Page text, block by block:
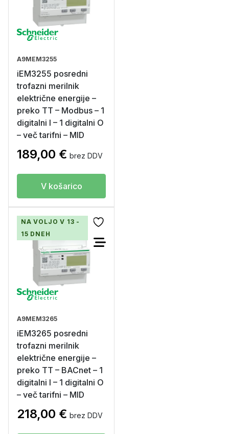
A9MEM3255
iEM3255 posredni
trofazni merilnik
električne energije –
preko TT – Modbus – 1
digitalni I – 1 digitalni O
– več tarifni – MID
189,00 € brez DDV
V košarico
NA VOLJO V 13 -
15 DNEH
A9MEM3265
iEM3265 posredni
trofazni merilnik
električne energije –
preko TT – BACnet – 1
digitalni I – 1 digitalni O
– več tarifni – MID
218,00 € brez DDV